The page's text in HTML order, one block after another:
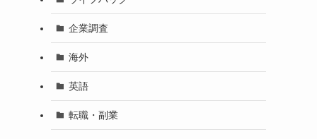
企業調査
海外
英語
転職・副業